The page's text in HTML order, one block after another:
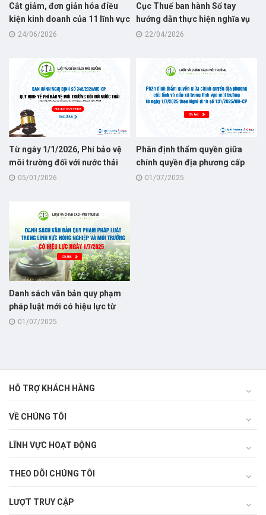
Cắt giảm, đơn giản hóa điều
kiện kinh doanh của 11 lĩnh vực
nông nghiệp và môi trường
24/06/2026
Cục Thuế ban hành Sổ tay
hướng dẫn thực hiện nghĩa vụ
thuế dành cho hộ kinh doanh
22/04/2026
Từ ngày 1/1/2026, Phí bảo vệ
môi trường đối với nước thải
quy định tại Nghị định số
05/01/2026
Phân định thẩm quyền giữa
chính quyền địa phương cấp
tỉnh và cấp xã trong lĩnh vực
01/07/2025
Danh sách văn bản quy phạm
pháp luật mới có hiệu lực từ
1/7/2025 trong lĩnh vực nông
01/07/2025
HỖ TRỢ KHÁCH HÀNG
VỀ CHÚNG TÔI
LĨNH VỰC HOẠT ĐỘNG
THEO DÕI CHÚNG TÔI
LƯỢT TRUY CẬP